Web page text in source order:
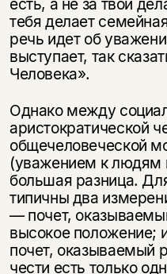
есть, а не за твои
тебя делает
речь идет об
выступает, так
Человека».
Однако между
аристократической
общечеловеческой
(уважением к людям
большая разница.
типичны два
— почет,
высокое положение;
почет, оказываемый
чести есть только